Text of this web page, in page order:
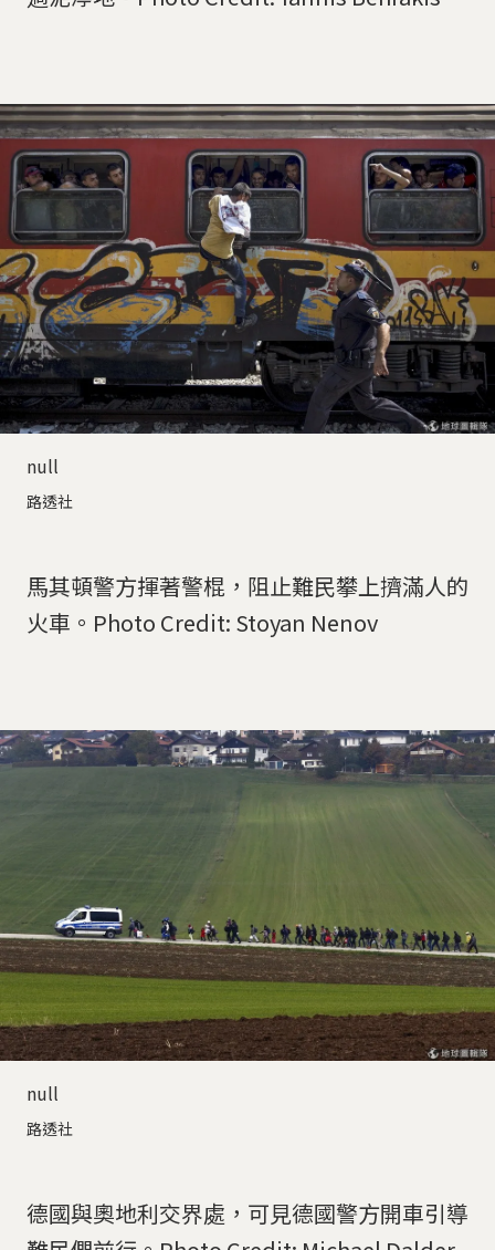
null
路透社
馬其頓警方揮著警棍，阻止難民攀上擠滿人的
火車。Photo Credit: Stoyan Nenov
null
路透社
德國與奧地利交界處，可見德國警方開車引導